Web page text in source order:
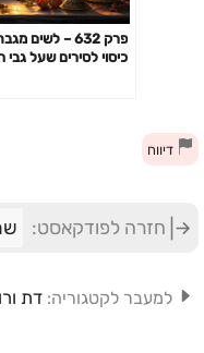
פרק 632 – לשים
כיסוי לסירים שעל
דיווח
חזרה לפודקאסט:
למעבר לקטגוריה: דת